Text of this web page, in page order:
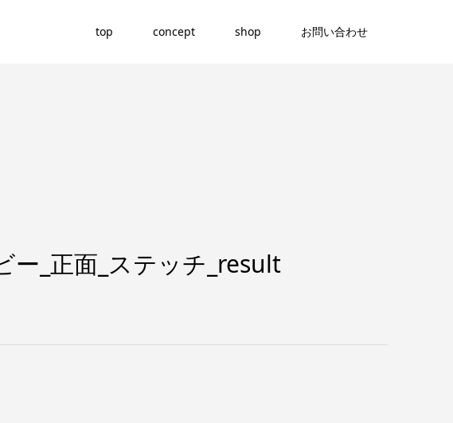
top concept shop お問い合わせ
ー_正面_ステッチ_result